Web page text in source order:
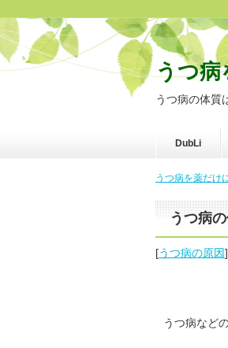
うつ病
うつ病の体質
DubLi
うつ病を薬だけ
うつ病
[うつ病の原因]
うつ病など